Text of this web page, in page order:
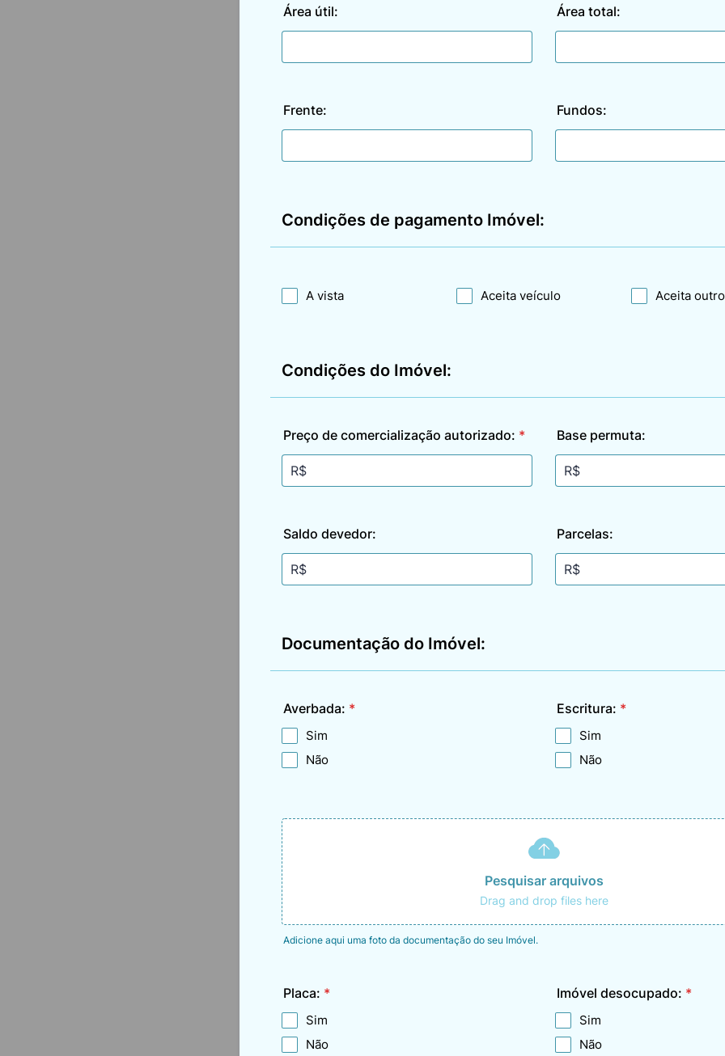
Área útil: Área total:
Frente: Fundos:
Condições de pagamento Imóvel:
A vista Aceita veículo Aceita
Condições do Imóvel:
Preço de comercialização autorizado: * Base permuta:
Saldo devedor: Parcelas:
Documentação do Imóvel:
Averbada: *
Sim
Não
Escritura: *
Sim
Não
1
Pesquisar arquivos
Drag and drop files here
Adicione aqui uma foto da documentação do seu Imóvel.
Placa: *
Sim
Não
Imóvel desocupado: *
Sim
Não